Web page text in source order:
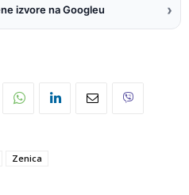
izvore na Googleu ›
Zenica